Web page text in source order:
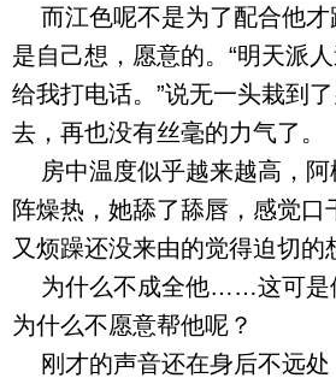
而江色呢不是为了配合他才
是自己想，愿意的。“明天派
给我打电话。”说无一头栽到
去，再也没有丝毫的力气了。
房中温度似乎越来越高，阿
阵燥热，她舔了舔唇，感觉口
又烦躁还没来由的觉得迫切的
为什么不成全他……这可
为什么不愿意帮他呢？
刚才的声音还在身后不远处